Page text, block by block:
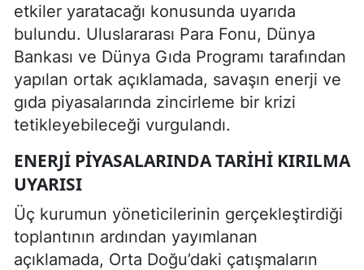
etkiler yaratacağı konusunda uyarıda
bulundu. Uluslararası Para Fonu, Dünya
Bankası ve Dünya Gıda Programı tarafından
yapılan ortak açıklamada, savaşın enerji ve
gıda piyasalarında zincirleme bir krizi
tetikleyebileceği vurgulandı.
ENERJI PIYASALARINDA TARIHI KIRILMA
UYARISI
Üç kurumun yöneticilerinin gerçekleştirdiği
toplantının ardından yayımlanan
açıklamada, Orta Doğu’daki çatışmaların